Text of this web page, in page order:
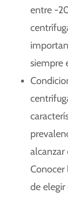
entre -
siempre
Conocer
de